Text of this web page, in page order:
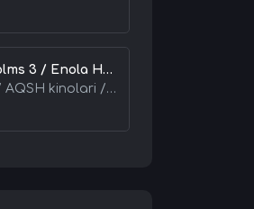
Enola Xolms 3 / Enola Holms 3 2026 HD Uzbek tilida Tarjima kino tas-ix skachat
Kinolar / AQSH kinolari / Tarjima kinolar